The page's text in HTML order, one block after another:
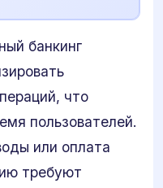
банкинг
что
пользователей.
или оплата
требуют